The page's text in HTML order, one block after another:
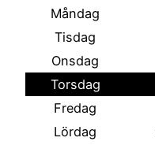
Måndag
Tisdag
Onsdag
Torsdag
Fredag
Lördag